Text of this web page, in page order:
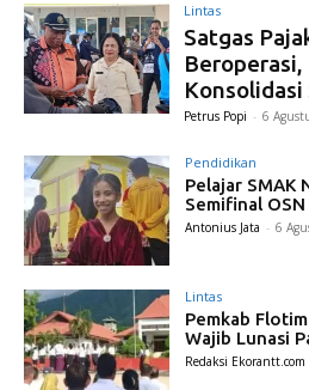
Lintas
Satgas
Petrus Popi - 6
Pendidikan
Pelajar SMAK
Semifinal
Antonius Jata - 6
Lintas
Pemkab
Wajib Lunasi
Redaksi Ekorantt.com